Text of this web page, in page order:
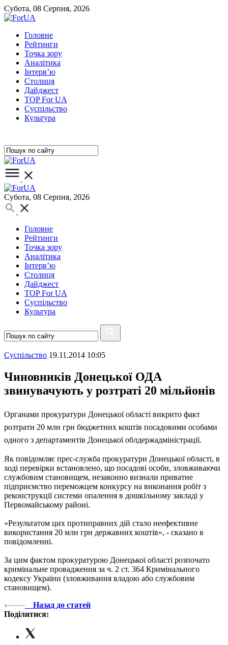
Субота, 08 Серпня, 2026
Головне
Рейтинги
Точка зору
Аналітика
Інтерв’ю
Столиця
Дайджест
TOP For UA
Суспiльство
Культура
Субота, 08 Серпня, 2026
Головне
Рейтинги
Точка зору
Аналітика
Інтерв’ю
Столиця
Дайджест
TOP For UA
Суспiльство
Культура
Суспiльство 19.11.2014 10:05
Чиновників Донецької ОДА
звинувачують у розтраті 20 мільйонів
Органами прокуратури Донецької області викрито факт
розтрати 20 млн грн бюджетних коштів посадовими особами
одного з департаментів Донецької облдержадміністрації.
Як повідомляє прес-служба прокуратури Донецької області, в
ході перевірки встановлено, що посадові особи, зловживаючи
службовим становищем, незаконно визнали приватне
підприємство переможцем конкурсу на виконання робіт з
реконструкції системи опалення в дошкільному закладі у
Первомайському районі.
«Результатом цих протиправних дій стало неефективне
використання 20 млн грн державних коштів», - сказано в
повідомленні.
За цим фактом прокуратурою Донецької області розпочато
кримінальне провадження за ч. 2 ст. 364 Кримінального
кодексу України (зловживання владою або службовим
становищем).
Назад до статей
Поділитися: